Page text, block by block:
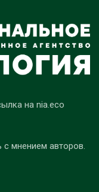
на nia.eco
мнением авторов.